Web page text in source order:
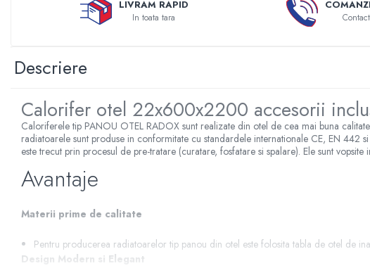
dedurizatoare apa
Accesorii incalzire in pardoseala
Automatizare incalzire in
pardoseala
Kituri incalzire in pardoseala
Cutie distribuitor incalzire in
Grup amestec si pompare incalzire
pardoseala
LIVRAM RAPID
In toata tara
Descriere
Calorifer otel 22x600x2200 accesorii
Caloriferele tip PANOU OTEL RADOX sunt realizate din otel de cea mai buna
radiatoarele sunt produse in conformitate cu standardele internationale CE, EN
este trecut prin procesul de pre-tratare (curatare, fosfatare si spalare). Ele sunt vopsite
Avantaje
Materii prime de calitate
Pentru producerea radiatoarelor tip panou din otel este folosita tabla de otel de
Design Modern si Elegant